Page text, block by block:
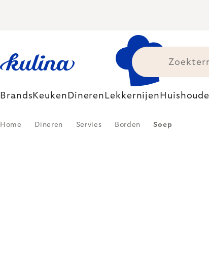
Brands Keuken Dineren Lekkernijen
Home Dineren Servies Borden Soep